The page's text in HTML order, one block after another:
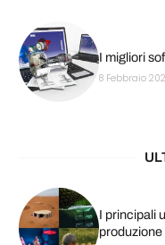
I migliori
8 Febbraio
I principali
produzione